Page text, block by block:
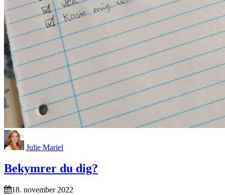
Julie Mariel
Bekymrer du dig?
18. november 2022